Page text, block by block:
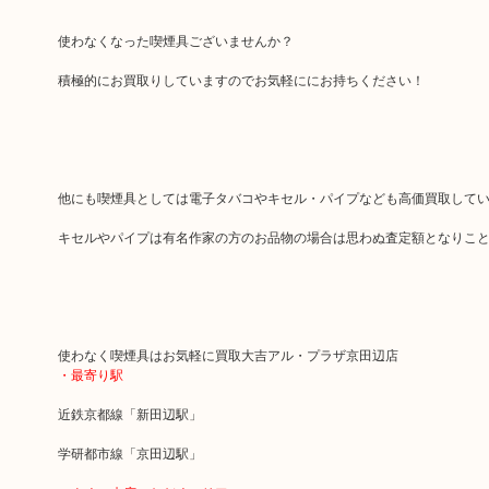
使わなくなった喫煙具ございませんか？
積極的にお買取りしていますのでお気軽ににお持ちください！
他にも喫煙具としては電子タバコやキセル・パイプなども高価買取してい
キセルやパイプは有名作家の方のお品物の場合は思わぬ査定額となりこ
使わなく喫煙具はお気軽に買取大吉アル・プラザ京田辺店
・最寄り駅
近鉄京都線「新田辺駅」
学研都市線「京田辺駅」